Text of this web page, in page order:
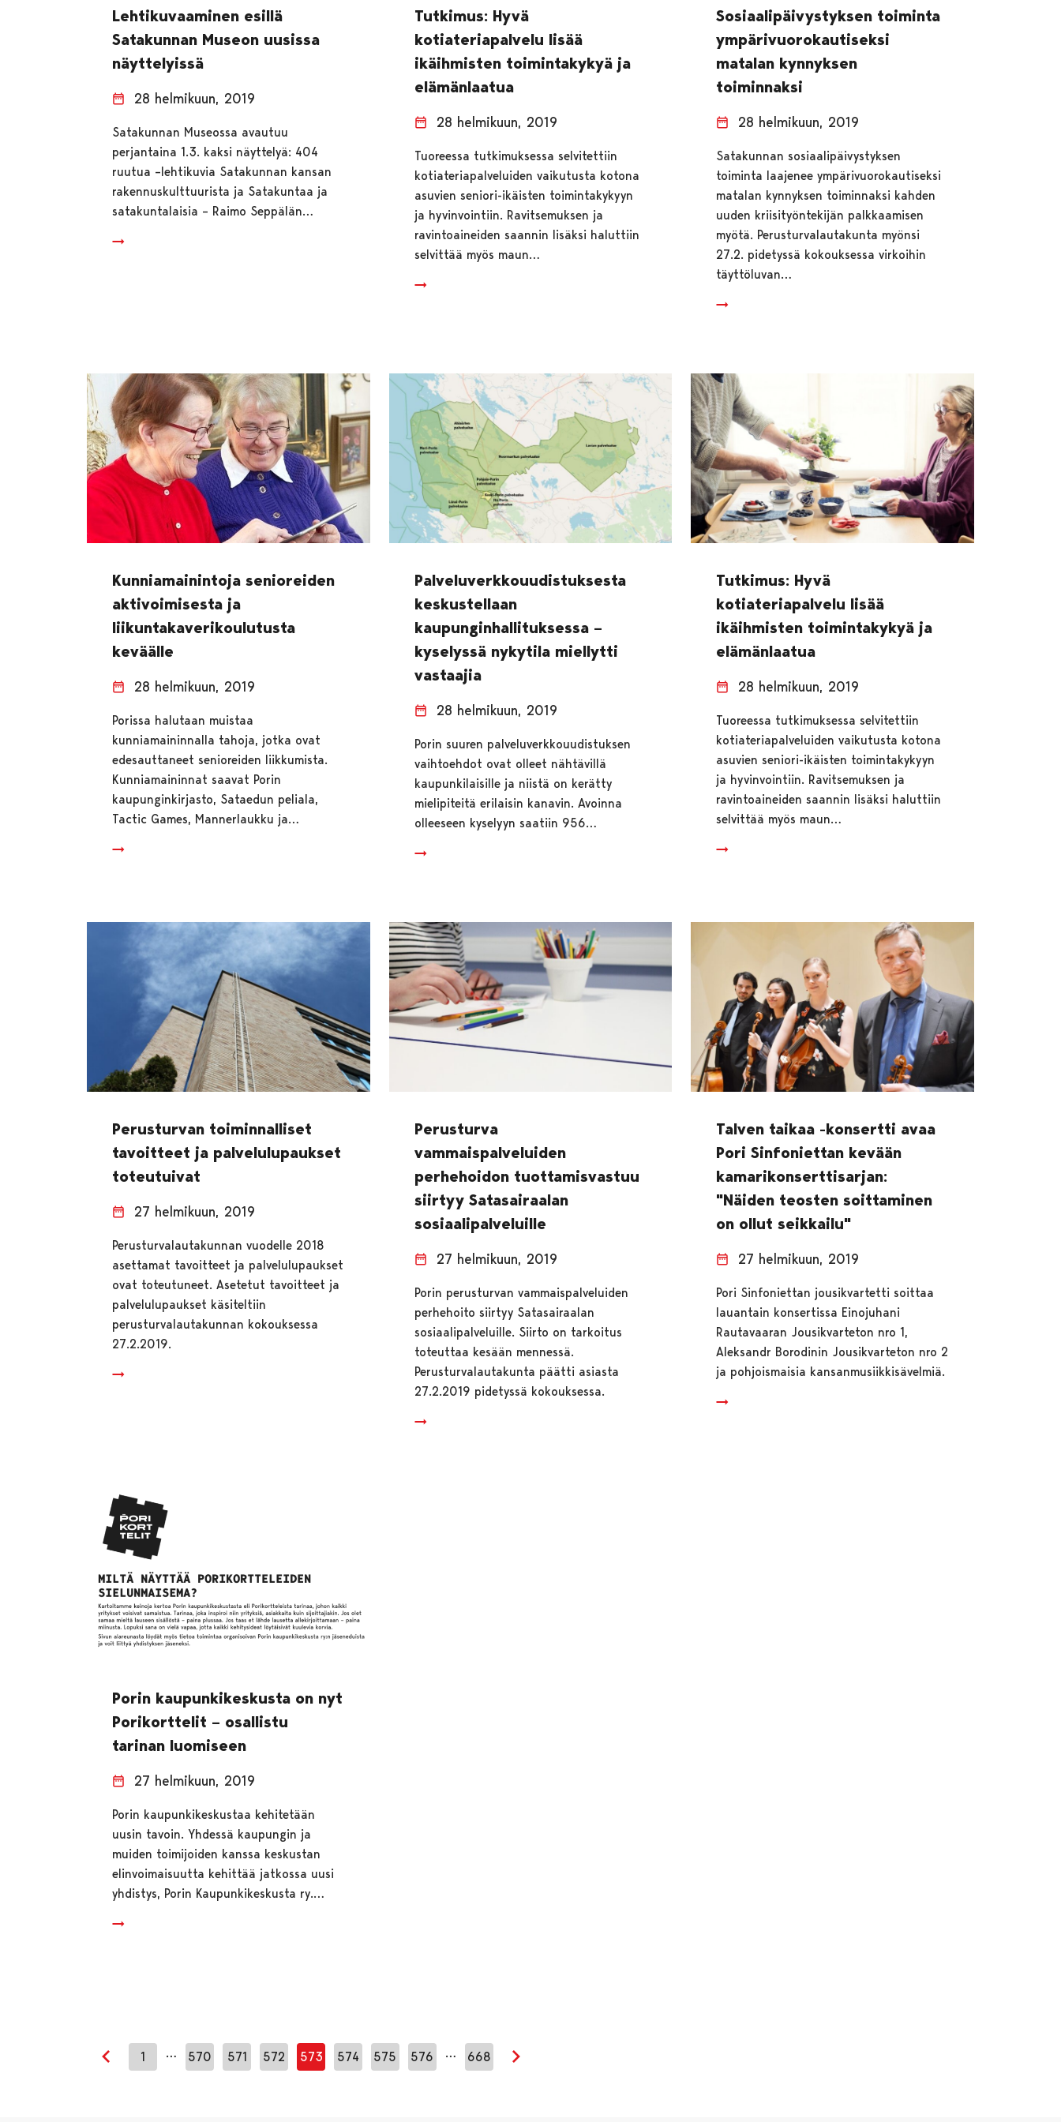
Lehtikuvaaminen esillä
Satakunnan Museon uusissa
näyttelyissä
28 helmikuun, 2019
Satakunnan Museossa avautuu
perjantaina 1.3. kaksi näyttelyä: 404
ruutua –lehtikuvia Satakunnan kansan
rakennuskulttuurista ja Satakuntaa ja
satakuntalaisia – Raimo Seppälän…
Tutkimus: Hyvä
kotiateriapalvelu lisää
ikäihmisten toimintakykyä ja
elämänlaatua
28 helmikuun, 2019
Tuoreessa tutkimuksessa selvitettiin
kotiateriapalveluiden vaikutusta kotona
asuvien seniori-ikäisten toimintakykyyn
ja hyvinvointiin. Ravitsemuksen ja
ravintoaineiden saannin lisäksi haluttiin
selvittää myös maun…
Sosiaalipäivystyksen toiminta
ympärivuorokautiseksi
matalan kynnyksen
toiminnaksi
28 helmikuun, 2019
Satakunnan sosiaalipäivystyksen
toiminta laajenee ympärivuorokautiseksi
matalan kynnyksen toiminnaksi kahden
uuden kriisityöntekijän palkkaamisen
myötä. Perusturvalautakunta myönsi
27.2. pidetyssä kokouksessa virkoihin
täyttöluvan…
Kunniamainintoja senioreiden
aktivoimisesta ja
liikuntakaverikoulutusta
keväälle
28 helmikuun, 2019
Porissa halutaan muistaa
kunniamaininnalla tahoja, jotka ovat
edesauttaneet senioreiden liikkumista.
Kunniamaininnat saavat Porin
kaupunginkirjasto, Sataedun peliala,
Tactic Games, Mannerlaukku ja…
Palveluverkkouudistuksesta
keskustellaan
kaupunginhallituksessa –
kyselyssä nykytila miellytti
vastaajia
28 helmikuun, 2019
Porin suuren palveluverkkouudistuksen
vaihtoehdot ovat olleet nähtävillä
kaupunkilaisille ja niistä on kerätty
mielipiteitä erilaisin kanavin. Avoinna
olleeseen kyselyyn saatiin 956…
Tutkimus: Hyvä
kotiateriapalvelu lisää
ikäihmisten toimintakykyä ja
elämänlaatua
28 helmikuun, 2019
Tuoreessa tutkimuksessa selvitettiin
kotiateriapalveluiden vaikutusta kotona
asuvien seniori-ikäisten toimintakykyyn
ja hyvinvointiin. Ravitsemuksen ja
ravintoaineiden saannin lisäksi haluttiin
selvittää myös maun…
Perusturvan toiminnalliset
tavoitteet ja palvelulupaukset
toteutuivat
27 helmikuun, 2019
Perusturvalautakunnan vuodelle 2018
asettamat tavoitteet ja palvelulupaukset
ovat toteutuneet. Asetetut tavoitteet ja
palvelulupaukset käsiteltiin
perusturvalautakunnan kokouksessa
27.2.2019.
Perusturva
vammaispalveluiden
perhehoidon tuottamisvastuu
siirtyy Satasairaalan
sosiaalipalveluille
27 helmikuun, 2019
Porin perusturvan vammaispalveluiden
perhehoito siirtyy Satasairaalan
sosiaalipalveluille. Siirto on tarkoitus
toteuttaa kesään mennessä.
Perusturvalautakunta päätti asiasta
27.2.2019 pidetyssä kokouksessa.
Talven taikaa -konsertti avaa
Pori Sinfoniettan kevään
kamarikonserttisarjan:
"Näiden teosten soittaminen
on ollut seikkailu"
27 helmikuun, 2019
Pori Sinfoniettan jousikvartetti soittaa
lauantain konsertissa Einojuhani
Rautavaaran Jousikvarteton nro 1,
Aleksandr Borodinin Jousikvarteton nro 2
ja pohjoismaisia kansanmusiikkisävelmiä.
Porin kaupunkikeskusta on nyt
Porikorttelit – osallistu
tarinan luomiseen
27 helmikuun, 2019
Porin kaupunkikeskustaa kehitetään
uusin tavoin. Yhdessä kaupungin ja
muiden toimijoiden kanssa keskustan
elinvoimaisuutta kehittää jatkossa uusi
yhdistys, Porin Kaupunkikeskusta ry.…
Edellinen sivu
1 … 570 571 572 573 574 575 576 … 668